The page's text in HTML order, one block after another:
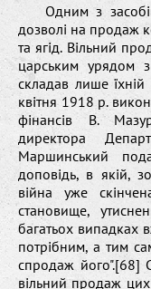
Одним з
дозволі на продаж
та ягід. Вільний
царським урядом
складав лише їхній
квітня 1918 р.
фінансів В.
директора
Маршинський
доповідь, в якій,
війна уже
становище,
багатьох випадках
потрібним, а тим
спродаж його".[68]
вільний продаж